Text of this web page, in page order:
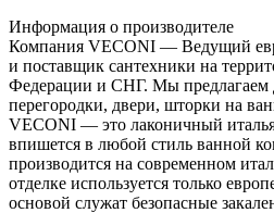
Информация о производителе
Компания VECONI — Ведущий
и поставщик сантехники на
Федерации и СНГ. Мы предлагаем
перегородки, двери, шторки на
VECONI — это лаконичный
впишется в любой стиль ванной
производится на современном
отделке используется только
основой служат безопасные